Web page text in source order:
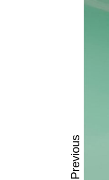
Previous